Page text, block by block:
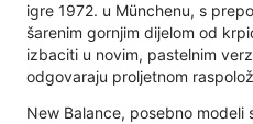
igre 1972. u Münchenu, s
šarenim gornjim dijelom od
izbaciti u novim, pastelnim
odgovaraju proljetnom
New Balance, posebno